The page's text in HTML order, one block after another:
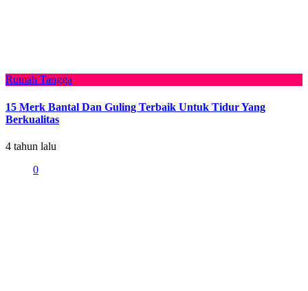
Rumah Tangga
15 Merk Bantal Dan Guling Terbaik Untuk Tidur Yang
Berkualitas
4 tahun lalu
0